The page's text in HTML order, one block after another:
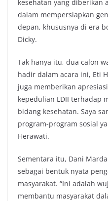
kesehatan yang diberikan
dalam mempersiapkan
depan, khususnya di era
Dicky.
Tak hanya itu, dua calon
hadir dalam acara ini, Eti
juga memberikan
kepedulian LDII terhadap
bidang kesehatan. Saya
program-program sosial
Herawati.
Sementara itu, Dani
sebagai bentuk nyata
masyarakat. “Ini adalah
membantu masyarakat